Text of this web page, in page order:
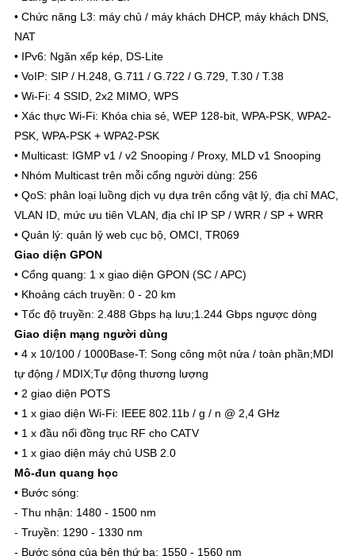
• Chức năng L3: máy chủ / máy khách DHCP, máy khách DNS,
NAT
• IPv6: Ngăn xếp kép, DS-Lite
• VoIP: SIP / H.248, G.711 / G.722 / G.729, T.30 / T.38
• Wi-Fi: 4 SSID, 2x2 MIMO, WPS
• Xác thực Wi-Fi: Khóa chia sẻ, WEP 128-bit, WPA-PSK, WPA2-
PSK, WPA-PSK + WPA2-PSK
• Multicast: IGMP v1 / v2 Snooping / Proxy, MLD v1 Snooping
• Nhóm Multicast trên mỗi cổng người dùng: 256
• QoS: phân loại luồng dịch vụ dựa trên cổng vật lý, địa chỉ MAC,
VLAN ID, mức ưu tiên VLAN, địa chỉ IP SP / WRR / SP + WRR
• Quản lý: quản lý web cục bộ, OMCI, TR069
Giao diện GPON
• Cổng quang: 1 x giao diện GPON (SC / APC)
• Khoảng cách truyền: 0 - 20 km
• Tốc độ truyền: 2.488 Gbps hạ lưu;1.244 Gbps ngược dòng
Giao diện mạng người dùng
• 4 x 10/100 / 1000Base-T: Song công một nửa / toàn phần;MDI
tự động / MDIX;Tự động thương lượng
• 2 giao diện POTS
• 1 x giao diện Wi-Fi: IEEE 802.11b / g / n @ 2,4 GHz
• 1 x đầu nối đồng trục RF cho CATV
• 1 x giao diện máy chủ USB 2.0
Mô-đun quang học
• Bước sóng:
- Thu nhận: 1480 - 1500 nm
- Truyền: 1290 - 1330 nm
- Bước sóng của bên thứ ba: 1550 - 1560 nm